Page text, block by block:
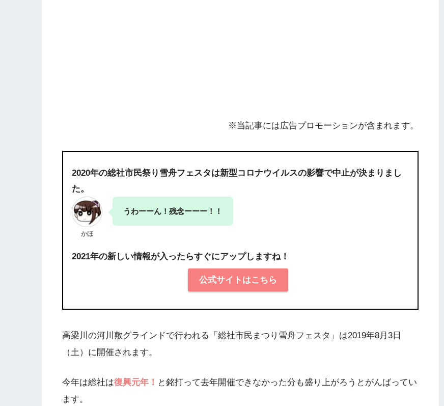
※当記事には広告プロモーションが含まれます。
2020年の総社市民祭り雪舟フェスタは新型コロナウイルスの影響で中止が決まりまし
た。
かほ
うわーーん！残念ーーー！！
2021年の新しい情報が入ったらすぐにアップしますね！
公式サイトはこちら
高梁川の河川敷グラインドで行われる「総社市民まつり雪舟フェスタ」は2019年8月3日
（土）に開催されます。
今年は総社は復興元年！ と銘打って去年開催できなかった分も盛り上がろうとがんばってい
ます。